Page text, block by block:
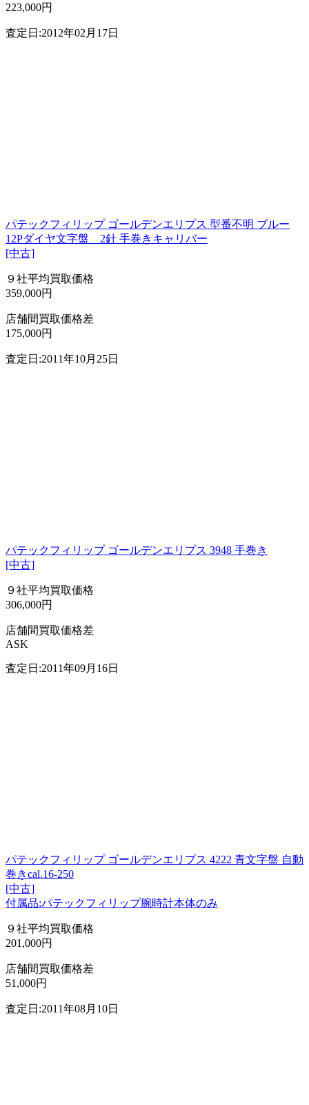
223,000円
査定日:2012年02月17日
パテックフィリップ ゴールデンエリプス 型番不明 ブルー
12Pダイヤ文字盤 2針 手巻きキャリバー
[中古]
９社平均買取価格
359,000円
店舗間買取価格差
175,000円
査定日:2011年10月25日
パテックフィリップ ゴールデンエリプス 3948 手巻き
[中古]
９社平均買取価格
306,000円
店舗間買取価格差
ASK
査定日:2011年09月16日
パテックフィリップ ゴールデンエリプス 4222 青文字盤 自動
巻きcal.16-250
[中古]
付属品:パテックフィリップ腕時計本体のみ
９社平均買取価格
201,000円
店舗間買取価格差
51,000円
査定日:2011年08月10日